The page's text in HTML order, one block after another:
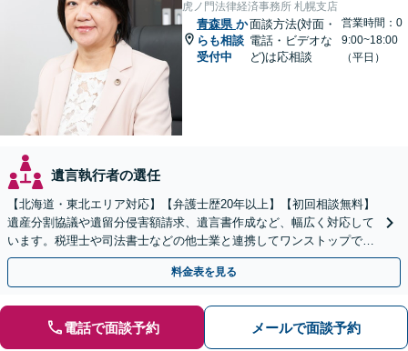
虎ノ門法律経済事務所 札幌支店
青森県 か
らも相談
受付中
面談方法(対面・
電話・ビデオな
ど)は応相談
営業時間：0
9:00~18:00
（平日）
遺言執行者の選任
【北海道・東北エリア対応】【弁護士歴20年以上】【初回相談無料】
遺産分割協議や遺留分侵害額請求、遺言書作成など、幅広く対応して
います。税理士や司法書士などの他士業と連携してワンストップでの
解決が可能です。ぜひご相談ください。
料金表を見る
電話で面談予約 メールで面談予約